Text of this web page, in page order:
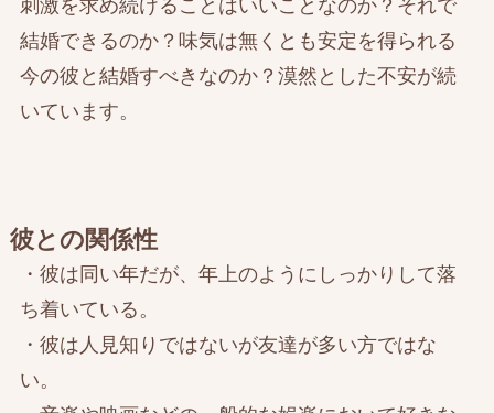
刺激を求め続けることはいいことなのか？それで
結婚できるのか？味気は無くとも安定を得られる
今の彼と結婚すべきなのか？漠然とした不安が続
いています。
彼との関係性
・彼は同い年だが、年上のようにしっかりして落
ち着いている。
・彼は人見知りではないが友達が多い方ではな
い。